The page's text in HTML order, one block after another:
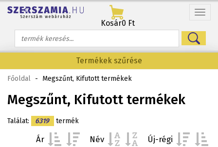
Menü
Kosár0 Ft
Termékek szűrése
Főoldal - Megszűnt, Kifutott termékek
Megszűnt, Kifutott termékek
Találat: 6319 termék
Ár Név Új-régi